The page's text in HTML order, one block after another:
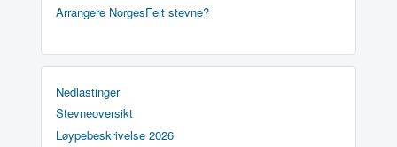
Arrangere NorgesFelt stevne?
Nedlastinger
Stevneoversikt
Løypebeskrivelse 2026